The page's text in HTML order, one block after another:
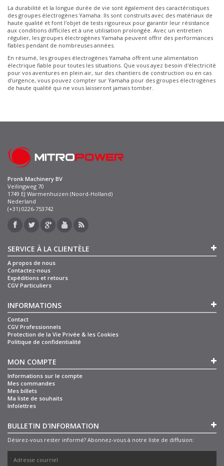
La durabilité et la longue durée de vie sont également des caractéristiques
des groupes électrogènes Yamaha. Ils sont construits avec des matériaux de
haute qualité et font l'objet de tests rigoureux pour garantir leur résistance
aux conditions difficiles et à une utilisation prolongée. Avec un entretien
régulier, les groupes électrogènes Yamaha peuvent offrir des performances
fiables pendant de nombreuses années.
En résumé, les groupes électrogènes Yamaha offrent une alimentation
électrique fiable pour toutes les situations. Que vous ayez besoin d'électricité
pour vos aventures en plein air, sur des chantiers de construction ou en cas
d'urgence, vous pouvez compter sur Yamaha pour des groupes électrogènes
de haute qualité qui ne vous laisseront jamais tomber.
Pronk Machinery BV
Veilingweg 70
1749 EJ Warmenhuizen (Noord-Holland)
Nederland
(+31) 0226-753742
SERVICE À LA CLIENTÈLE
A propos de nous
Contactez-nous
Expéditions et retours
CGV Particuliers
INFORMATIONS
Contact
CGV Professionnels
Protection de la Vie Privée & les Cookies
Politique de confidentialité
MON COMPTE
Informations sur le compte
Mes commandes
Mes billets
Ma liste de souhaits
Infolettres
BULLETIN D'INFORMATION
Désirez-vous rester informé? Abonnez-vous à notre liste de diffusion: